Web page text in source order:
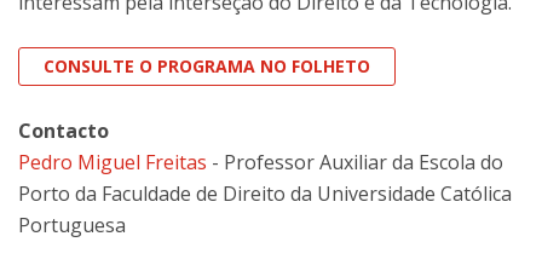
CONSULTE O PROGRAMA NO FOLHETO
Contacto
Pedro Miguel Freitas - Professor Auxiliar da Escola do
Porto da Faculdade de Direito da Universidade Católica
Portuguesa